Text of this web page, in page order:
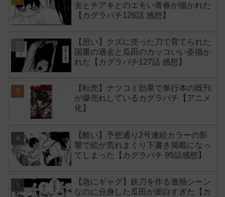
去とチアキとのエモい青春が描かれた
【カグラバチ126話 感想】
【思い】クズに売った刀で育てられた
国重の過去と瓜田のカッコいい姿描か
れた【カグラバチ127話 感想】
【転売】ナツコミ効果で単行本の既刊
が爆売れしているカグラバチ【アニメ
化】
【酷い】予想通り2号連続カラーの影
響で絵が荒れまくり下書き掲載になっ
てしまった【カグラバチ 95話感想】
【急にギャグ】妖刀を作る激熱シーン
なのに分身した瓜田が面白すぎた【カ